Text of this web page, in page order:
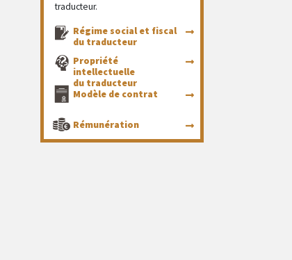
traducteur.
Régime social et fiscal
du traducteur
Propriété
intellectuelle
du traducteur
Modèle de contrat
Rémunération